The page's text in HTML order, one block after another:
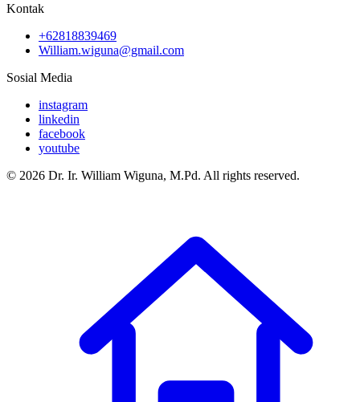
Kontak
+62818839469
William.wiguna@gmail.com
Sosial Media
instagram
linkedin
facebook
youtube
© 2026 Dr. Ir. William Wiguna, M.Pd. All rights reserved.